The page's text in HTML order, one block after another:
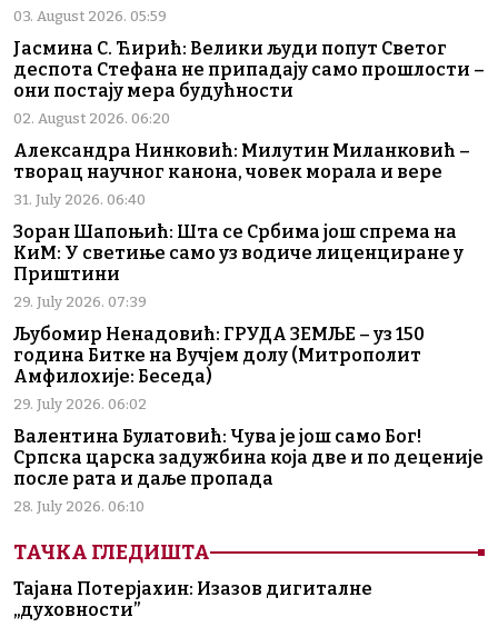
03. August 2026. 05:59
Јасмина С. Ћирић: Велики људи попут Светог
деспота Стефана не припадају само прошлости –
они постају мера будућности
02. August 2026. 06:20
Александра Нинковић: Милутин Миланковић –
творац научног канона, човек морала и вере
31. July 2026. 06:40
Зоран Шапоњић: Шта се Србима још спрема на
КиМ: У светиње само уз водиче лиценциране у
Приштини
29. July 2026. 07:39
Љубомир Ненадовић: ГРУДА ЗЕМЉЕ – уз 150
година Битке на Вучјем долу (Митрополит
Амфилохије: Беседа)
29. July 2026. 06:02
Валентина Булатовић: Чува је још само Бог!
Српска царска задужбина која две и по деценије
после рата и даље пропада
28. July 2026. 06:10
ТАЧКА ГЛЕДИШТА
Тајана Потерјахин: Изазов дигиталне
„духовности”